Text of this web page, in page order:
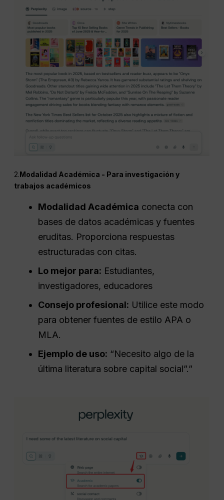
2.Modalidad Académica - Para investigación y
trabajos académicos
Modalidad Académica conecta con
bases de datos académicas y fuentes
eruditas. Proporciona respuestas
estructuradas con citas.
Lo mejor para: Estudiantes,
investigadores, educadores
Consejo profesional: Utilice este modo
para obtener fuentes de estilo APA o
MLA.
Ejemplo de uso: “Necesito algo de la
última literatura sobre capital social”.”